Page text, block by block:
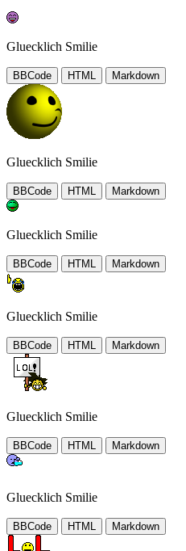
Gluecklich Smilie
BBCode HTML Markdown
Gluecklich Smilie
BBCode HTML Markdown
Gluecklich Smilie
BBCode HTML Markdown
Gluecklich Smilie
BBCode HTML Markdown
Gluecklich Smilie
BBCode HTML Markdown
Gluecklich Smilie
BBCode HTML Markdown